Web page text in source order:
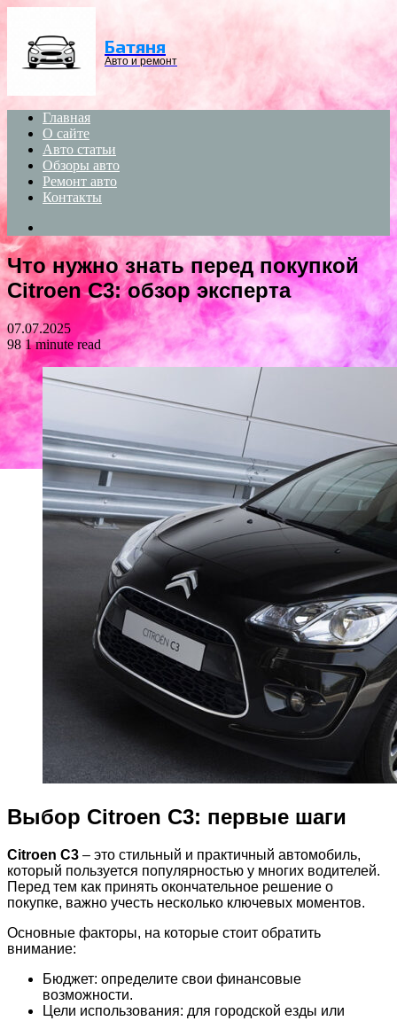
Батяня
Авто и ремонт
Главная
О сайте
Авто статьи
Обзоры авто
Ремонт авто
Контакты
for
Что нужно знать перед покупкой
Citroen C3: обзор эксперта
07.07.2025
98 1 minute read
Выбор Citroen C3: первые шаги
Citroen C3 – это стильный и практичный автомобиль,
который пользуется популярностью у многих водителей.
Перед тем как принять окончательное решение о
покупке, важно учесть несколько ключевых моментов.
Основные факторы, на которые стоит обратить
внимание:
Бюджет: определите свои финансовые
возможности.
Цели использования: для городской езды или